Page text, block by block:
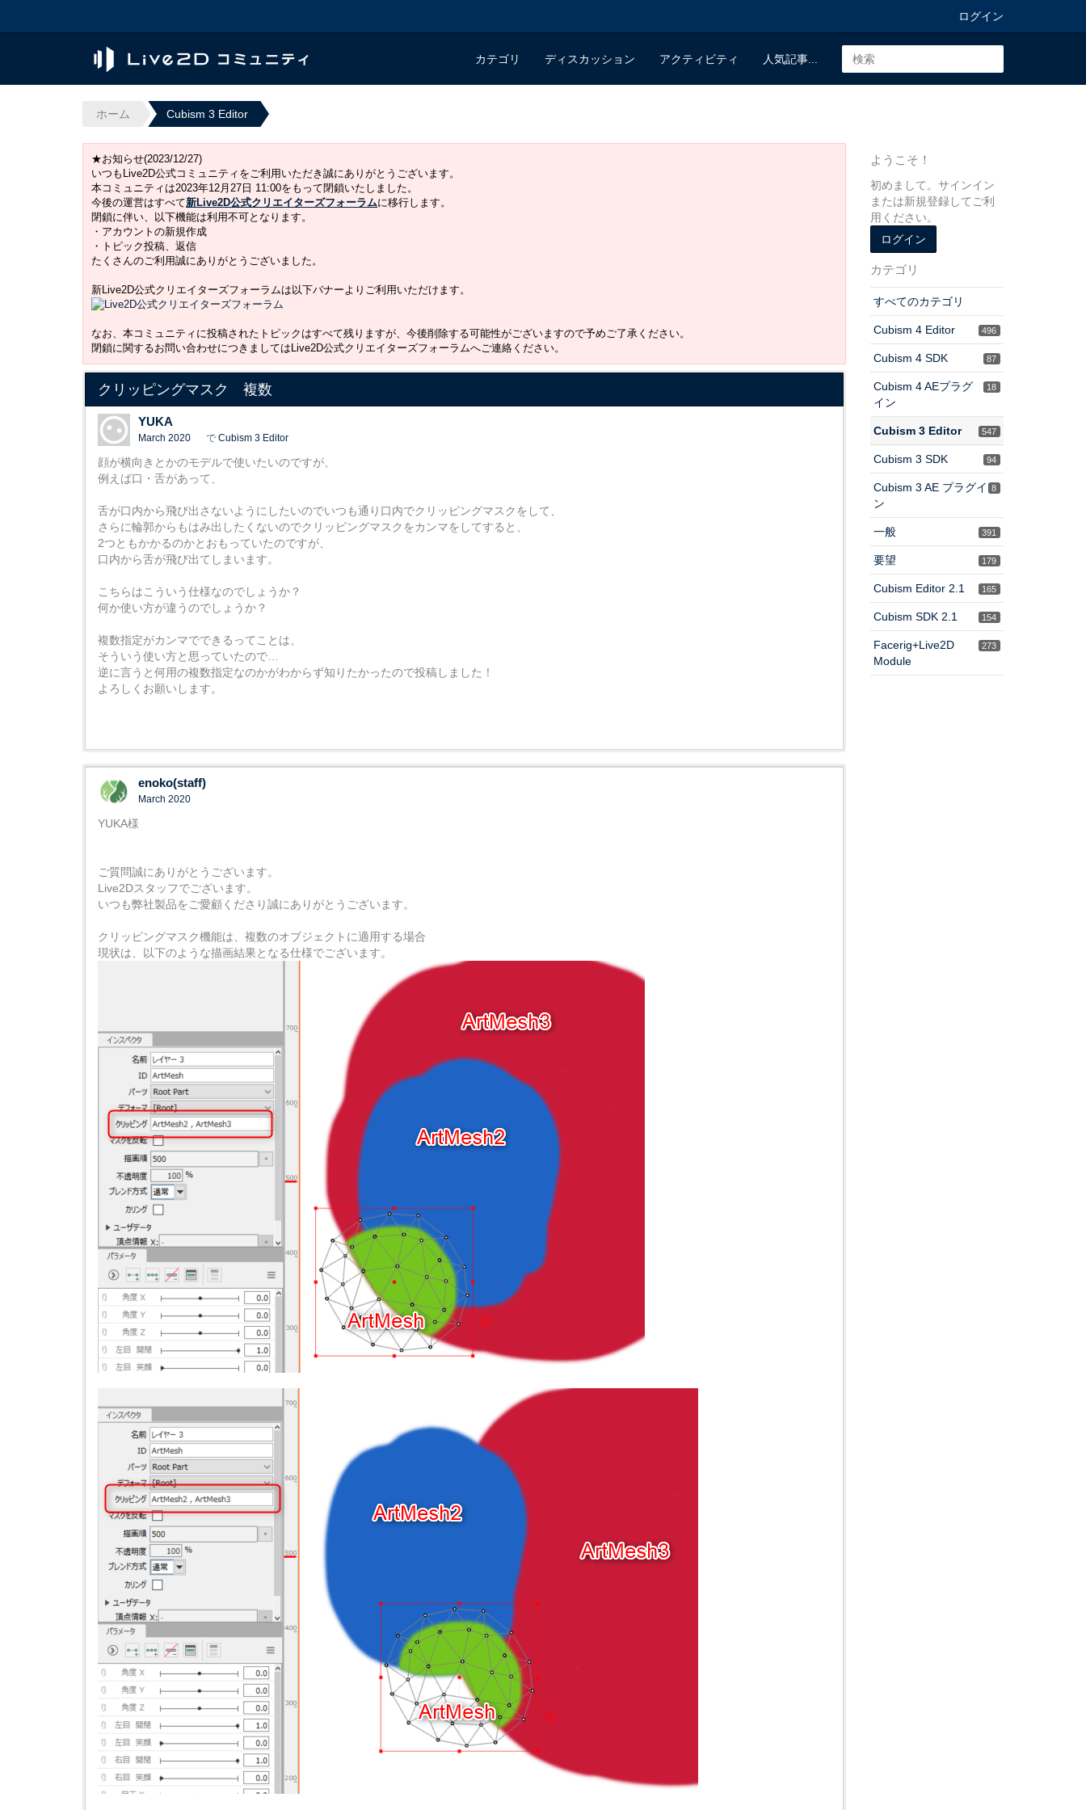
ログイン
カテゴリ ディスカッション アクティビティ 人気記事...
ホーム Cubism 3 Editor
★お知らせ(2023/12/27)
いつもLive2D公式コミュニティをご利用いただき誠にありがとうございます。
本コミュニティは2023年12月27日 11:00をもって閉鎖いたしました。
今後の運営はすべて新Live2D公式クリエイターズフォーラムに移行します。
閉鎖に伴い、以下機能は利用不可となります。
・アカウントの新規作成
・トピック投稿、返信
たくさんのご利用誠にありがとうございました。
新Live2D公式クリエイターズフォーラムは以下バナーよりご利用いただけます。
なお、本コミュニティに投稿されたトピックはすべて残りますが、今後削除する可能性がございますので予めご了承ください。
閉鎖に関するお問い合わせにつきましてはLive2D公式クリエイターズフォーラムへご連絡ください。
クリッピングマスク 複数
YUKA
March 2020 で Cubism 3 Editor
顔が横向きとかのモデルで使いたいのですが、
例えば口・舌があって、
舌が口内から飛び出さないようにしたいのでいつも通り口内でクリッピングマスクをして、
さらに輪郭からもはみ出したくないのでクリッピングマスクをカンマをしてすると、
2つともかかるのかとおもっていたのですが、
口内から舌が飛び出てしまいます。
こちらはこういう仕様なのでしょうか？
何か使い方が違うのでしょうか？
複数指定がカンマでできるってことは、
そういう使い方と思っていたので…
逆に言うと何用の複数指定なのかがわからず知りたかったので投稿しました！
よろしくお願いします。
enoko(staff)
March 2020
YUKA様
ご質問誠にありがとうございます。
Live2Dスタッフでございます。
いつも弊社製品をご愛顧くださり誠にありがとうございます。
クリッピングマスク機能は、複数のオブジェクトに適用する場合
現状は、以下のような描画結果となる仕様でございます。
ようこそ！
初めまして。サインイン
または新規登録してご利
用ください。
ログイン
カテゴリ
すべてのカテゴリ
496
Cubism 4 Editor
87
Cubism 4 SDK
18
Cubism 4 AEプラグ
イン
547
Cubism 3 Editor
94
Cubism 3 SDK
8
Cubism 3 AE プラグイ
ン
391
一般
179
要望
165
Cubism Editor 2.1
154
Cubism SDK 2.1
273
Facerig+Live2D
Module